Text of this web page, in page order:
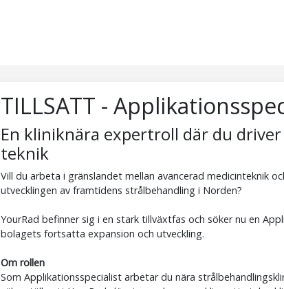
TILLSATT -
En kliniknära expertroll där du
teknik
Vill du arbeta i gränslandet mellan avancerad medicinteknik
utvecklingen av framtidens strålbehandling i Norden?
YourRad befinner sig i en stark tillväxtfas och söker nu en
bolagets fortsatta expansion och utveckling.
Om rollen
Som Applikationsspecialist arbetar du nära